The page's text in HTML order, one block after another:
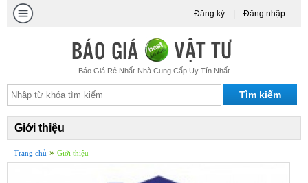
Báo Giá Rẻ Nhất-Nhà Cung Cấp Uy Tín Nhất
Đăng ký| Đăng nhập
Giới thiệu
Trang chủ » Giới thiệu